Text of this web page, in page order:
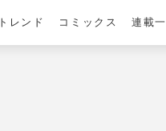
トレンド コミックス 連載